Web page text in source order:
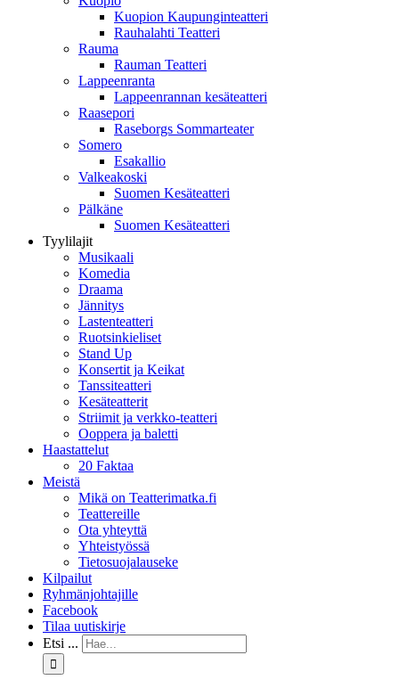
Kuopion Kaupunginteatteri
Rauhalahti Teatteri
Rauma
Rauman Teatteri
Lappeenranta
Lappeenrannan kesäteatteri
Raasepori
Raseborgs Sommarteater
Somero
Esakallio
Valkeakoski
Suomen Kesäteatteri
Pälkäne
Suomen Kesäteatteri
Tyylilajit
Musikaali
Komedia
Draama
Jännitys
Lastenteatteri
Ruotsinkieliset
Stand Up
Konsertit ja Keikat
Tanssiteatteri
Kesäteatterit
Striimit ja verkko-teatteri
Ooppera ja baletti
Haastattelut
20 Faktaa
Meistä
Mikä on Teatterimatka.fi
Teattereille
Ota yhteyttä
Yhteistyössä
Tietosuojalauseke
Kilpailut
Ryhmänjohtajille
Facebook
Tilaa uutiskirje
Etsi ...